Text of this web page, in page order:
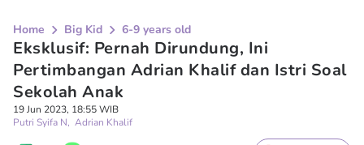
Home Big Kid 6-9 years old
Eksklusif: Pernah Dirundung, Ini
Pertimbangan Adrian Khalif dan Istri Soal
Sekolah Anak
19 Jun 2023, 18:55 WIB
Putri Syifa N, Adrian Khalif